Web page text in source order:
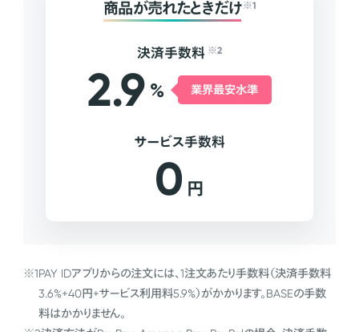
商品が売れたときだけ ※1
決済手数料 ※2
2.9 % 業界最安水準
サービス手数料
0 円
※1PAY IDアプリからの注文には、1注文あたり手数料（決済手数料
3.6%+40円+サービス利用料5.9%）がかかります。BASEの手数
料はかかりません。